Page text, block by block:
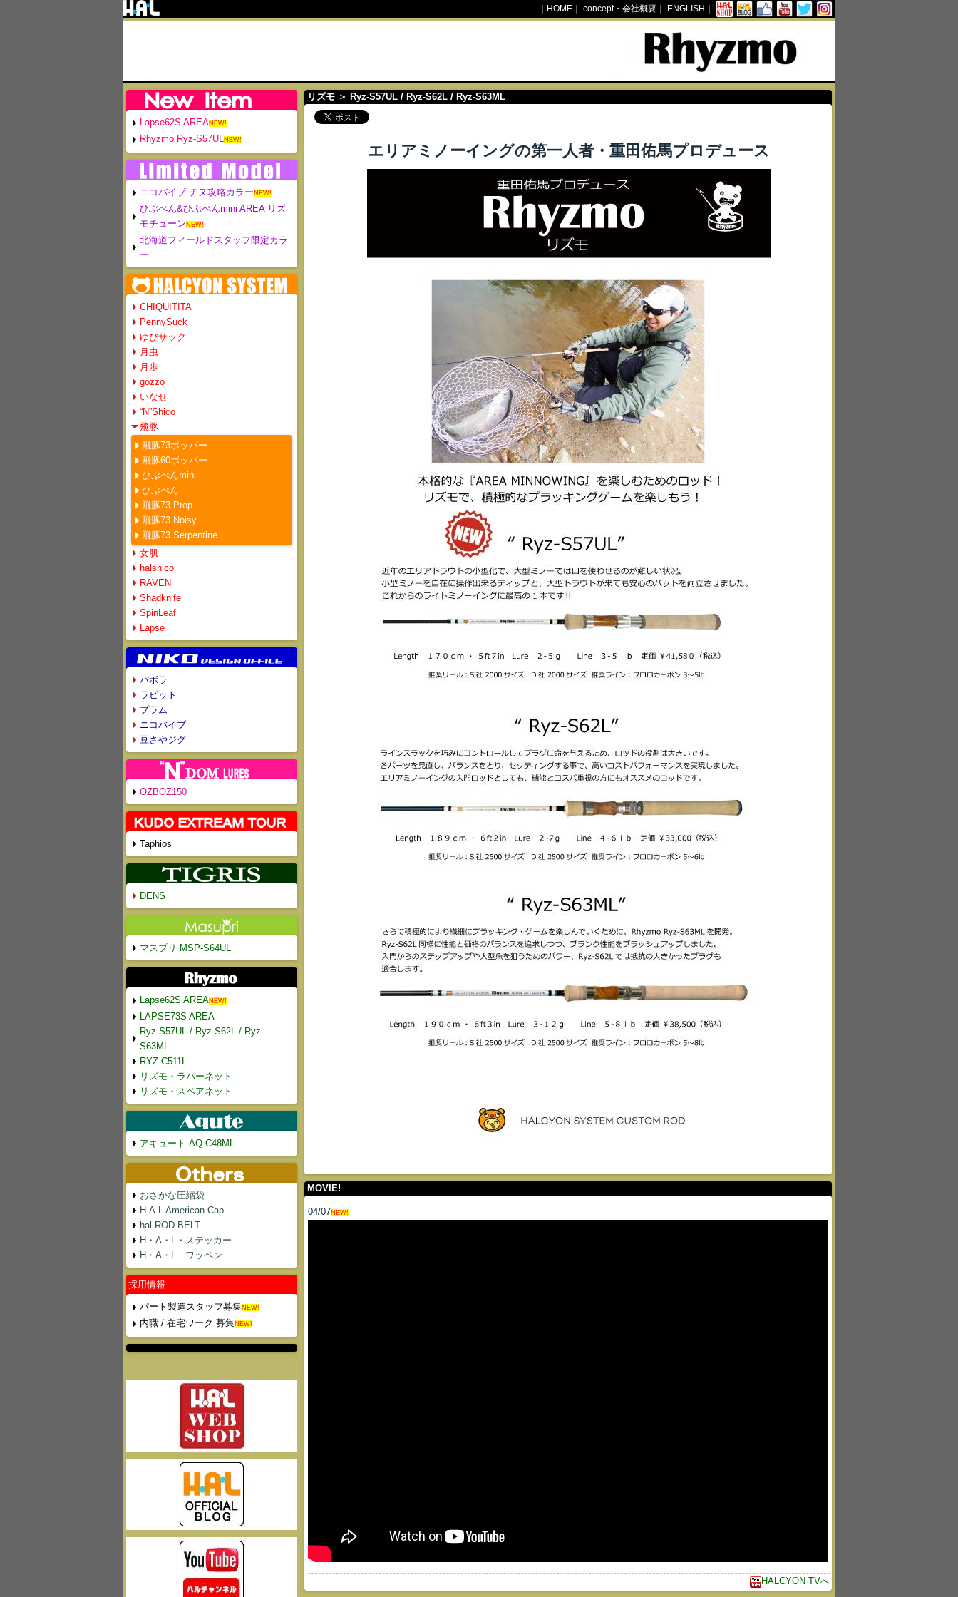
｜ HOME ｜ concept・会社概要 ｜ ENGLISH ｜
リズモ ＞ Ryz-S57UL / Ryz-S62L / Ryz-S63ML
エリアミノーイングの第一人者・重田佑馬プロデュース
MOVIE!
04/07NEW!
HALCYON TVへ
Lapse62S AREANEW!
Rhyzmo Ryz-S57ULNEW!
ニコバイブ チヌ攻略カラー NEW!
ひぶぺん&ひぶぺんmini AREA リズ
モチューン NEW!
北海道フィールドスタッフ限定カラ
ー
CHIQUITITA
PennySuck
ゆびサック
月虫
月歩
gozzo
いなせ
“N”Shico
飛豚
飛豚73ポッパー
飛豚60ポッパー
ひぶぺんmini
ひぶぺん
飛豚73 Prop
飛豚73 Noisy
飛豚73 Serpentine
女肌
halshico
RAVEN
Shadknife
SpinLeaf
Lapse
バボラ
ラビット
プラム
ニコバイブ
豆さやジグ
OZBOZ150
Taphios
DENS
マスプリ MSP-S64UL
Lapse62S AREANEW!
LAPSE73S AREA
Ryz-S57UL / Ryz-S62L / Ryz-
S63ML
RYZ-C511L
リズモ・ラバーネット
リズモ・スペアネット
アキュート AQ-C48ML
おさかな圧縮袋
H.A.L American Cap
hal ROD BELT
H・A・L・ステッカー
H・A・L ワッペン
採用情報
パート製造スタッフ募集NEW!
内職 / 在宅ワーク 募集NEW!